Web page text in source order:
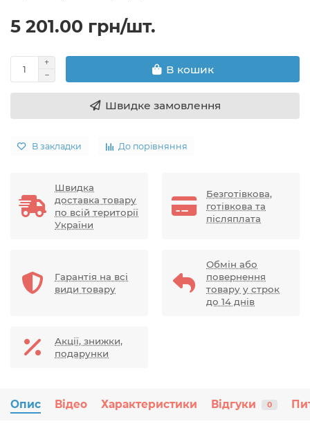
5 201.00 грн/шт.
В кошик
Швидке замовлення
В закладки До порівняння
Швидка
доставка товару
по всій території
України
Безготівкова,
готівкова та
післяплата
Гарантія на всі
види товару
Обмін або
повернення
товару у строк
до 14 днів
Акції, знижки,
подарунки
Опис Відео Характеристики Відгуки 0